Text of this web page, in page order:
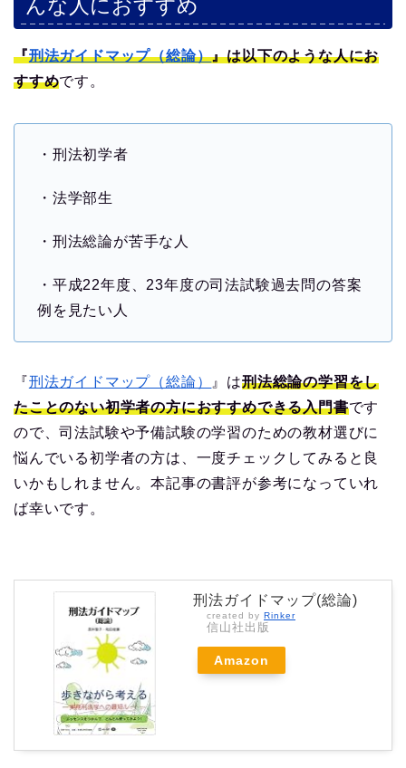
んな人におすすめ
『刑法ガイドマップ（総論）』は以下のような人にお
すすめです。
・刑法初学者
・法学部生
・刑法総論が苦手な人
・平成22年度、23年度の司法試験過去問の答案
例を見たい人
『刑法ガイドマップ（総論） 』は刑法総論の学習をし
たことのない初学者の方におすすめできる入門書です
ので、司法試験や予備試験の学習のための教材選びに
悩んでいる初学者の方は、一度チェックしてみると良
いかもしれません。本記事の書評が参考になっていれ
ば幸いです。
刑法ガイドマップ(総論)
created by Rinker
信山社出版
Amazon